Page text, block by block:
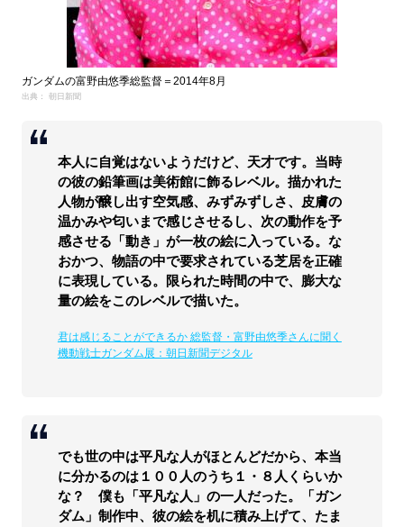
ガンダムの富野由悠季総監督＝2014年8月
出典： 朝日新聞
本人に自覚はないようだけど、天才です。当時
の彼の鉛筆画は美術館に飾るレベル。描かれた
人物が醸し出す空気感、みずみずしさ、皮膚の
温かみや匂いまで感じさせるし、次の動作を予
感させる「動き」が一枚の絵に入っている。な
おかつ、物語の中で要求されている芝居を正確
に表現している。限られた時間の中で、膨大な
量の絵をこのレベルで描いた。
君は感じることができるか 総監督・富野由悠季さんに聞く
機動戦士ガンダム展：朝日新聞デジタル
でも世の中は平凡な人がほとんどだから、本当
に分かるのは１００人のうち１・８人くらいか
な？ 僕も「平凡な人」の一人だった。「ガン
ダム」制作中、彼の絵を机に積み上げて、たま